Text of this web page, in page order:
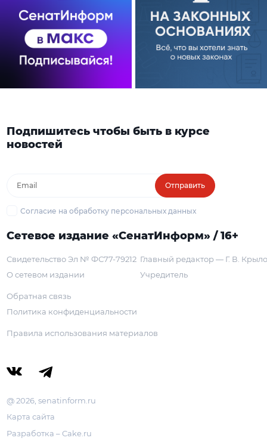
Подпишитесь чтобы быть в курсе
новостей
Отправить
Согласие на обработку персональных данных
Сетевое издание «СенатИнформ» / 16+
Свидетельство Эл № ФС77-79212
О сетевом издании
Главный редактор — Г. В.
Учредитель
Обратная связь
Политика конфиденциальности
Правила использования материалов
@ 2026, senatinform.ru
Карта сайта
Разработка – Cake.ru